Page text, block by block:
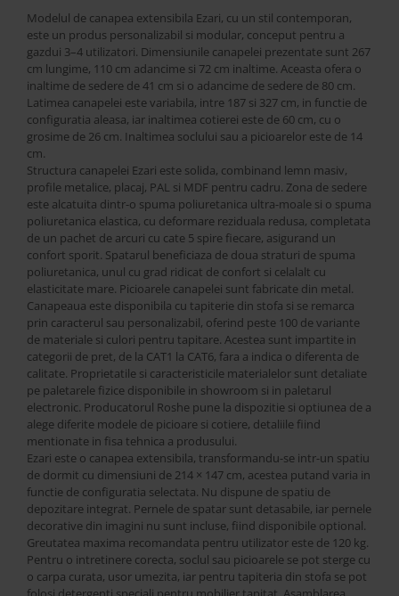
Fotolii si Demifotolii
Best Sleep
Saltele
Perne si Pilote
Modelul de canapea extensibila Ezari, cu un stil contemporan,
este un produs personalizabil si modular, conceput pentru a
gazdui 3–4 utilizatori. Dimensiunile canapelei prezentate sunt 267
cm lungime, 110 cm adancime si 72 cm inaltime. Aceasta ofera o
inaltime de sedere de 41 cm si o adancime de sedere de 80 cm.
Latimea canapelei este variabila, intre 187 si 327 cm, in functie de
configuratia aleasa, iar inaltimea cotierei este de 60 cm, cu o
grosime de 26 cm. Inaltimea soclului sau a picioarelor este de 14
cm.
Structura canapelei Ezari este solida, combinand lemn masiv,
profile metalice, placaj, PAL si MDF pentru cadru. Zona de sedere
este alcatuita dintr-o spuma poliuretanica ultra-moale si o spuma
poliuretanica elastica, cu deformare reziduala redusa, completata
de un pachet de arcuri cu cate 5 spire fiecare, asigurand un
confort sporit. Spatarul beneficiaza de doua straturi de spuma
poliuretanica, unul cu grad ridicat de confort si celalalt cu
elasticitate mare. Picioarele canapelei sunt fabricate din metal.
Canapeaua este disponibila cu tapiterie din stofa si se remarca
prin caracterul sau personalizabil, oferind peste 100 de variante
de materiale si culori pentru tapitare. Acestea sunt impartite in
categorii de pret, de la CAT1 la CAT6, fara a indica o diferenta de
calitate. Proprietatile si caracteristicile materialelor sunt detaliate
pe paletarele fizice disponibile in showroom si in paletarul
electronic. Producatorul Roshe pune la dispozitie si optiunea de a
alege diferite modele de picioare si cotiere, detaliile fiind
mentionate in fisa tehnica a produsului.
Ezari este o canapea extensibila, transformandu-se intr-un spatiu
de dormit cu dimensiuni de 214 × 147 cm, acestea putand varia in
functie de configuratia selectata. Nu dispune de spatiu de
depozitare integrat. Pernele de spatar sunt detasabile, iar pernele
decorative din imagini nu sunt incluse, fiind disponibile optional.
Greutatea maxima recomandata pentru utilizator este de 120 kg.
Pentru o intretinere corecta, soclul sau picioarele se pot sterge cu
o carpa curata, usor umezita, iar pentru tapiteria din stofa se pot